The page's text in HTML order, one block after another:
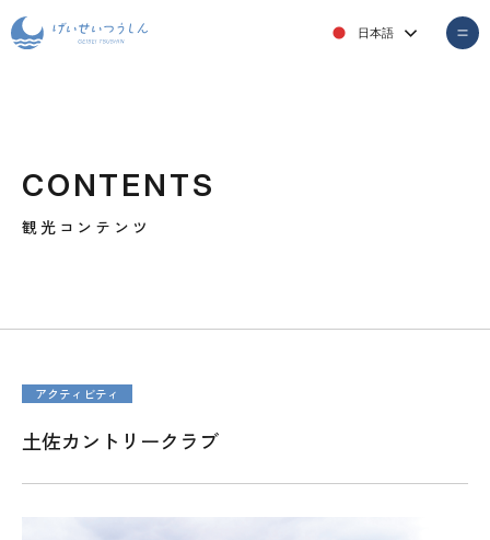
日本語
観光コンテンツ
CONTENTS
アクティビティ
土佐カントリークラブ